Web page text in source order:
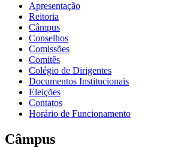
Apresentação
Reitoria
Câmpus
Conselhos
Comissões
Comitês
Colégio de Dirigentes
Documentos Institucionais
Eleições
Contatos
Horário de Funcionamento
Câmpus